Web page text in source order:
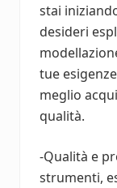
stai
desideri
tue
meglio
qualità.
-Qualità e
strumenti,